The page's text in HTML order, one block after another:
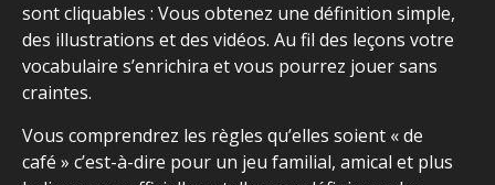
sont cliquables : Vous obtenez une définition simple,
des illustrations et des vidéos. Au fil des leçons votre
vocabulaire s’enrichira et vous pourrez jouer sans
craintes.
Vous comprendrez les règles qu’elles soient « de
café » c’est-à-dire pour un jeu familial, amical et plus